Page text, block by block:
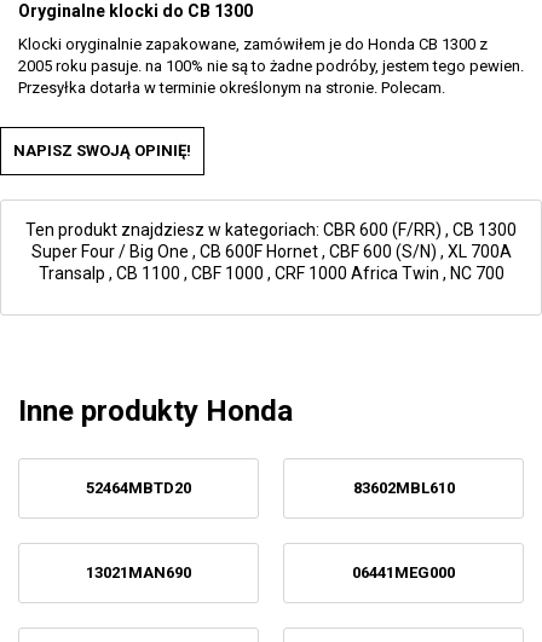
Oryginalne klocki do CB 1300
Klocki oryginalnie zapakowane, zamówiłem je do Honda CB 1300 z
2005 roku pasuje. na 100% nie są to żadne podróby, jestem tego pewien.
Przesyłka dotarła w terminie określonym na stronie. Polecam.
NAPISZ SWOJĄ OPINIĘ!
Ten produkt znajdziesz w kategoriach: CBR 600 (F/RR) , CB 1300
Super Four / Big One , CB 600F Hornet, CBF 600 (S/N) , XL 700A
Transalp , CB 1100 , CBF 1000 , CRF 1000 Africa Twin , NC 700
Inne produkty Honda
52464MBTD20 83602MBL610
13021MAN690 06441MEG000